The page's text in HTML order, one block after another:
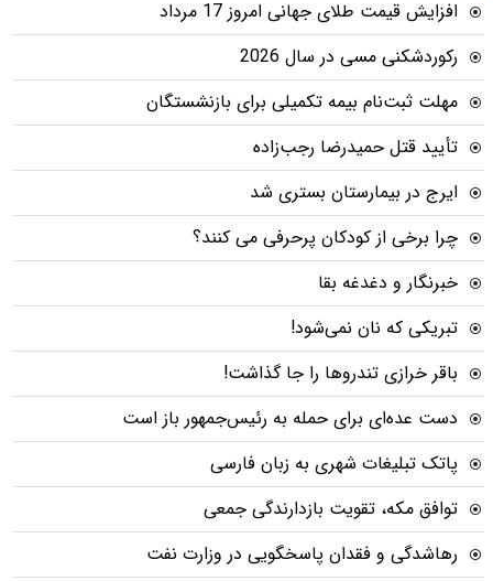
افزایش قیمت طلای جهانی امروز 17 مرداد
رکوردشکنی مسی در سال 2026
مهلت ثبت‌نام بیمه تکمیلی برای بازنشستگان
تأیید قتل حمیدرضا رجب‌زاده
ایرج در بیمارستان بستری شد
چرا برخی از کودکان پرحرفی می کنند؟
خبرنگار و دغدغه بقا
تبریکی که نان نمی‌شود!
باقر خرازی تندروها را جا گذاشت!
دست عده‌ای برای حمله به رئیس‌جمهور باز است
پاتک تبلیغات شهری به زبان فارسی
توافق مکه، تقویت بازدارندگی جمعی
رهاشدگی و فقدان پاسخگویی در وزارت نفت